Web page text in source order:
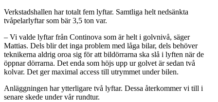
Verkstadshallen har totalt fem lyftar. Samtliga helt nedsänkta
tvåpelarlyftar som bär 3,5 ton var.
– Vi valde lyftar från Continova som är helt i golvnivå, säger
Mattias. Dels blir det inga problem med låga bilar, dels behöver
teknikerna aldrig oroa sig för att bildörrarna ska slå i lyften när de
öppnar dörrarna. Det enda som höjs upp ur golvet är sedan två
kolvar. Det ger maximal access till utrymmet under bilen.
Anläggningen har ytterligare två lyftar. Dessa återkommer vi till i
senare skede under vår rundtur.